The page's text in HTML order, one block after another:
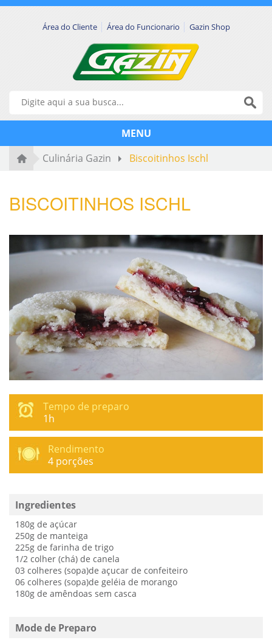
Área do Cliente | Área do Funcionario | Gazin Shop
MENU
Culinária Gazin
Biscoitinhos Ischl
BISCOITINHOS ISCHL
Tempo de preparo
1h
Rendimento
4 porções
Ingredientes
180g de açúcar
250g de manteiga
225g de farinha de trigo
1/2 colher (chá) de canela
03 colheres (sopa)de açucar de confeiteiro
06 colheres (sopa)de geléia de morango
180g de amêndoas sem casca
Mode de Preparo